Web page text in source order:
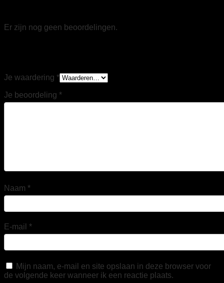
Er zijn nog geen beoordelingen.
Je waardering *
Je beoordeling *
Naam *
E-mail *
Mijn naam, e-mail en site opslaan in deze browser voor
de volgende keer wanneer ik een reactie plaats.